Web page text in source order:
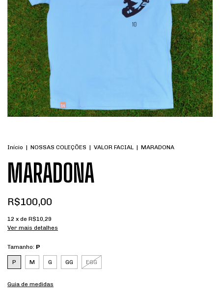
Início | NOSSAS COLEÇÕES | VALOR FACIAL | MARADONA
MARADONA
R$100,00
12 x de R$10,29
Ver mais detalhes
Tamanho: P
P M G GG EGG
Guia de medidas